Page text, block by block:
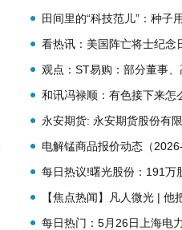
融资余额1.13亿元
田间里的“科技范儿”：种子
高？-焦点速看
看热讯：美国阵亡将士纪念
抄底良机
观点：ST易购：部分董事
合计不低于600万元增持股
和讯冯禄顺：有色接下来怎
永安期货: 永安期货股份有
以上股东减持股份计划公告
电解锰商品报价动态（
每日热议!曙光股份：191万
月1日上市流通，涉79名激
【焦点热闻】凡人微光 | 他
山
每日热门：5月26日上海电